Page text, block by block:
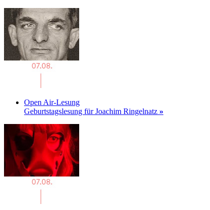
Open Air-Lesung
Geburtstagslesung für Joachim Ringelnatz »